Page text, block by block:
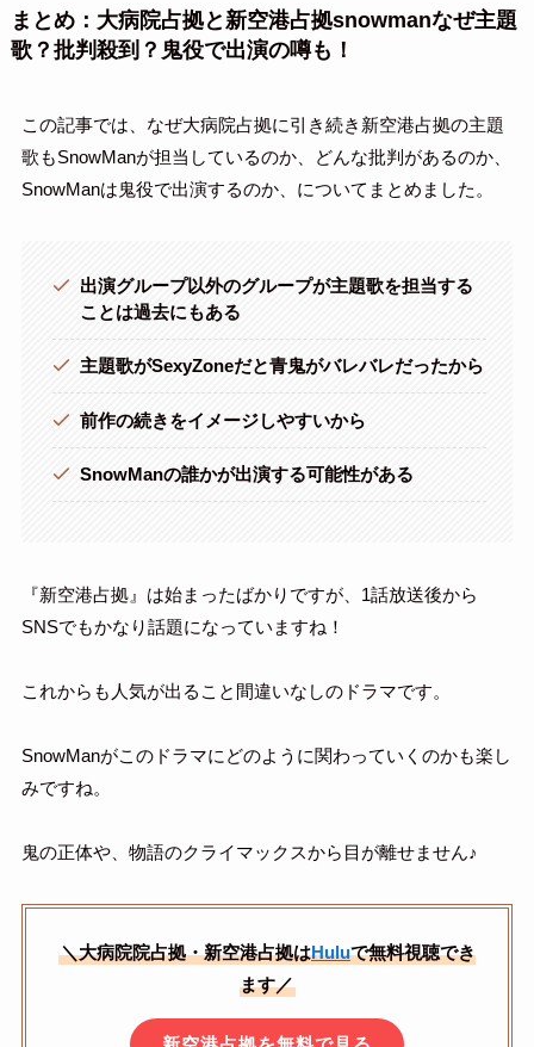
まとめ：大病院占拠と新空港占拠snowmanなぜ主題
歌？批判殺到？鬼役で出演の噂も！
この記事では、なぜ大病院占拠に引き続き新空港占拠の主題
歌もSnowManが担当しているのか、どんな批判があるのか、
SnowManは鬼役で出演するのか、についてまとめました。
出演グループ以外のグループが主題歌を担当する
ことは過去にもある
主題歌がSexyZoneだと青鬼がバレバレだったから
前作の続きをイメージしやすいから
SnowManの誰かが出演する可能性がある
『新空港占拠』は始まったばかりですが、1話放送後から
SNSでもかなり話題になっていますね！
これからも人気が出ること間違いなしのドラマです。
SnowManがこのドラマにどのように関わっていくのかも楽し
みですね。
鬼の正体や、物語のクライマックスから目が離せません♪
＼大病院院占拠・新空港占拠はHuluで無料視聴でき
ます／